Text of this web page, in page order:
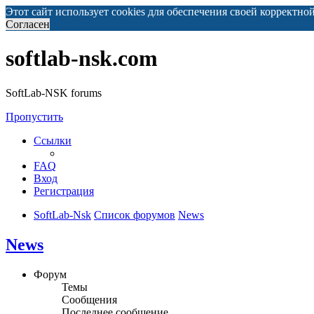
Этот сайт использует cookies для обеспечения своей
Согласен
softlab-nsk.com
SoftLab-NSK forums
Пропустить
Ссылки
FAQ
Вход
Регистрация
SoftLab-Nsk Список форумов News
News
Форум
Темы
Сообщения